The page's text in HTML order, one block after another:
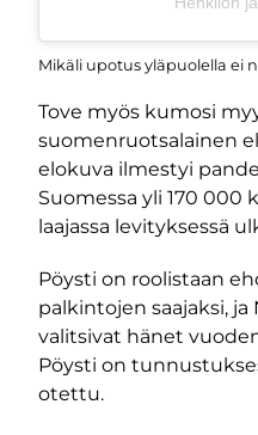
Mikäli upotus yläpuolella ei
Tove myös kumosi
suomenruotsalainen
elokuva ilmestyi
Suomessa yli 170 000
laajassa levityksessä
Pöysti on roolistaan
palkintojen saajaksi,
valitsivat hänet
Pöysti on
otettu.